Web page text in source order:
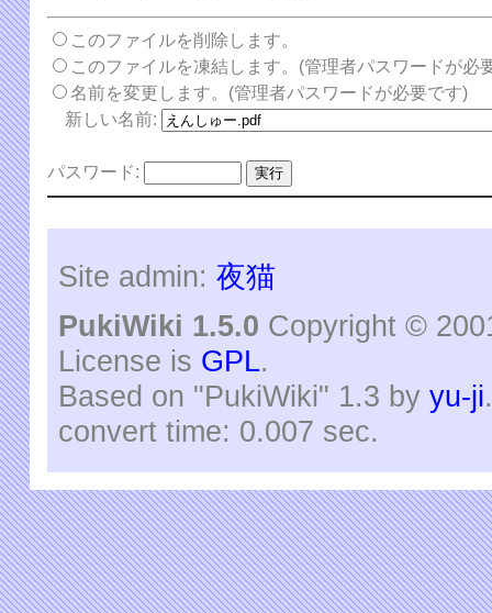
このファイルを削除します。
このファイルを凍結します。(管理者パスワードが必
名前を変更します。(管理者パスワードが必要です)
新しい名前:
パスワード:
Site admin:夜猫
PukiWiki 1.5.0 Copyright ©
License is GPL.
Based on "PukiWiki" 1.3 byyu-ji
convert time: 0.007 sec.